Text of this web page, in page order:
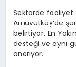
Sektörde faaliyet
Arnavutköy’de
belirtiyor. En
desteği ve aynı
öneriyor.